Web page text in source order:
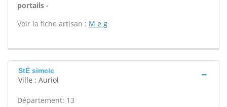
portails -
Voir la fiche artisan : M e g
StÉ simcic
Ville : Auriol
Département: 13